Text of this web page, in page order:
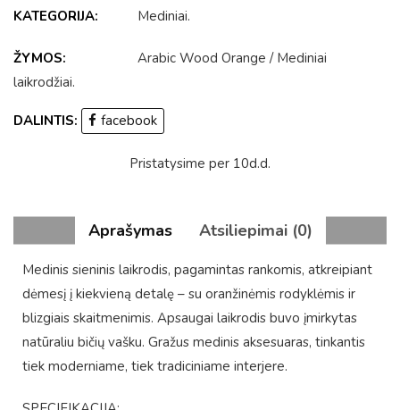
KATEGORIJA: Mediniai.
ŽYMOS: Arabic Wood Orange / Mediniai
laikrodžiai.
DALINTIS: facebook
Pristatysime per 10d.d.
Aprašymas Atsiliepimai (0)
Medinis sieninis laikrodis, pagamintas rankomis, atkreipiant
dėmesį į kiekvieną detalę – su oranžinėmis rodyklėmis ir
blizgiais skaitmenimis. Apsaugai laikrodis buvo įmirkytas
natūraliu bičių vašku. Gražus medinis aksesuaras, tinkantis
tiek moderniame, tiek tradiciniame interjere.